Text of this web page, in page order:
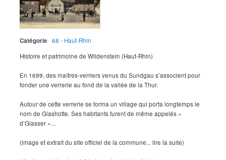
Catégorie
68 - Haut-Rhin
Histoire et patrimoine de Wildenstein (Haut-Rhin)
En 1699, des maîtres-verriers venus du Sundgau s’associent pour
fonder une verrerie au fond de la vallée de la Thur.
Autour de cette verrerie se forma un village qui porta longtemps le
nom de Glashütte. Ses habitants furent de même appelés «
d’Glasser »...
(image et extrait du site officiel de la commune... lire la suite)